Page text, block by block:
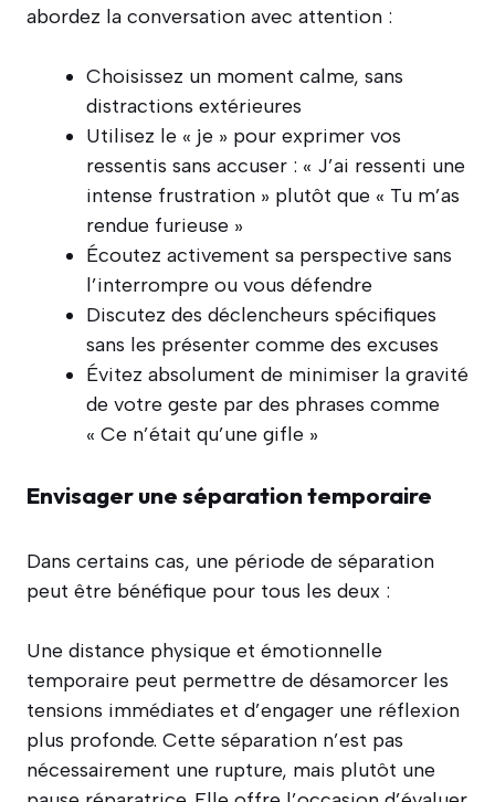
abordez la conversation avec attention :
Choisissez un moment calme, sans
distractions extérieures
Utilisez le « je » pour exprimer vos
ressentis sans accuser : « J’ai ressenti une
intense frustration » plutôt que « Tu m’as
rendue furieuse »
Écoutez activement sa perspective sans
l’interrompre ou vous défendre
Discutez des déclencheurs spécifiques
sans les présenter comme des excuses
Évitez absolument de minimiser la gravité
de votre geste par des phrases comme
« Ce n’était qu’une gifle »
Envisager une séparation temporaire
Dans certains cas, une période de séparation
peut être bénéfique pour tous les deux :
Une distance physique et émotionnelle
temporaire peut permettre de désamorcer les
tensions immédiates et d’engager une réflexion
plus profonde. Cette séparation n’est pas
nécessairement une rupture, mais plutôt une